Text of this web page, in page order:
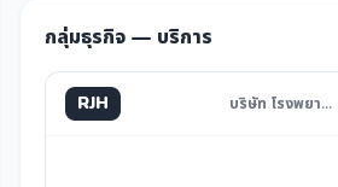
กลุ่มธุรกิจ — บริการ
RJH บริษัท โรงพยา…